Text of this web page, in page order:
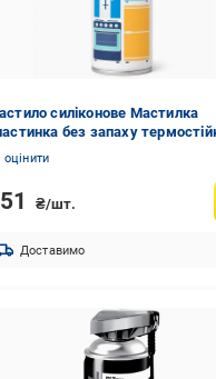
силіконове Мастилка
без запаху
суперочищений силікон
оцінити
₴/шт.
Доставимо